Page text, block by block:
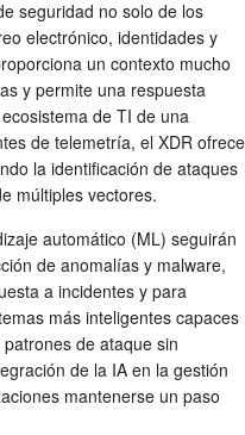
seguridad no solo de los
electrónico, identidades y
un contexto mucho
y permite una respuesta
de TI de una
de telemetría, el XDR ofrece
la identificación de ataques
múltiples vectores.
automático (ML) seguirán
de anomalías y malware,
a incidentes y para
más inteligentes capaces
de ataque sin
de la IA en la gestión
mantenerse un paso